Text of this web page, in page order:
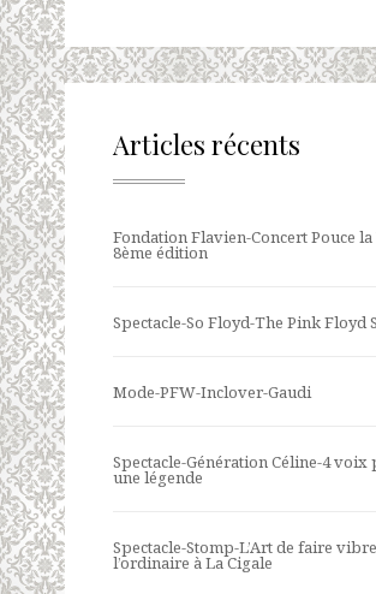
Articles récents
Fondation Flavien-Concert Pouce la
8ème édition
Spectacle-So Floyd-The Pink Floyd
Mode-PFW-Inclover-Gaudi
Spectacle-Génération Céline-4 voix
une légende
Spectacle-Stomp-L’Art de faire
l’ordinaire à La Cigale